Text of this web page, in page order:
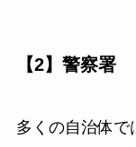
【2】警察署
多くの自治体で